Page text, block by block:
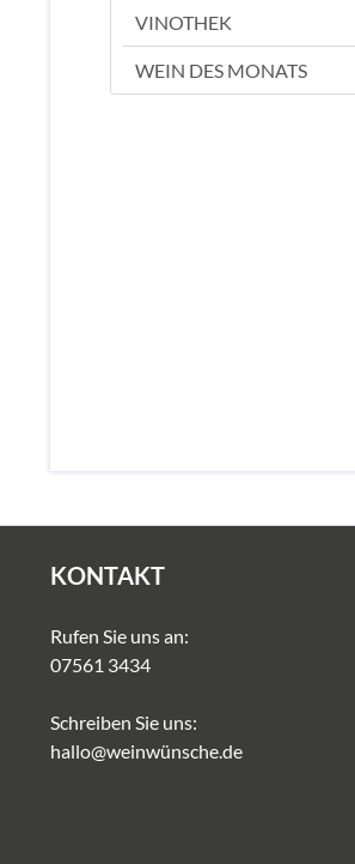
VINOTHEK
WEIN DES MONATS
KONTAKT
Rufen Sie uns an:
07561 3434
Schreiben Sie uns:
hallo@weinwünsche.de